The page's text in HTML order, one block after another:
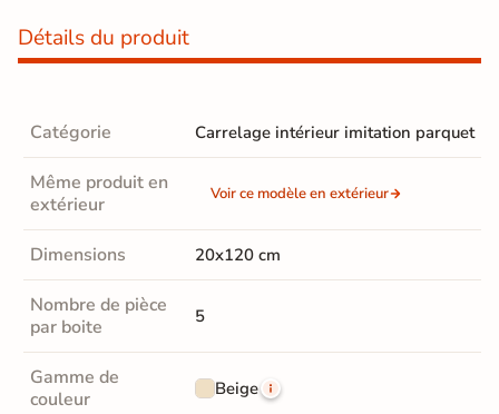
Détails du produit
Catégorie Carrelage intérieur imitation parquet
Même produit en
extérieur
Voir ce modèle en extérieur
Dimensions 20x120 cm
Nombre de pièce
par boite
5
Gamme de
couleur
Beige